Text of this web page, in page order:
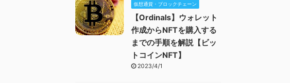
仮想通貨・ブロックチェーン
【Ordinals】ウォレット
作成からNFTを購入する
までの手順を解説【ビッ
トコインNFT】
2023/4/1